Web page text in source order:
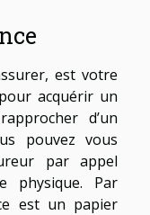
est votre
acquérir un
d’un
pouvez vous
par appel
physique. Par
est un papier